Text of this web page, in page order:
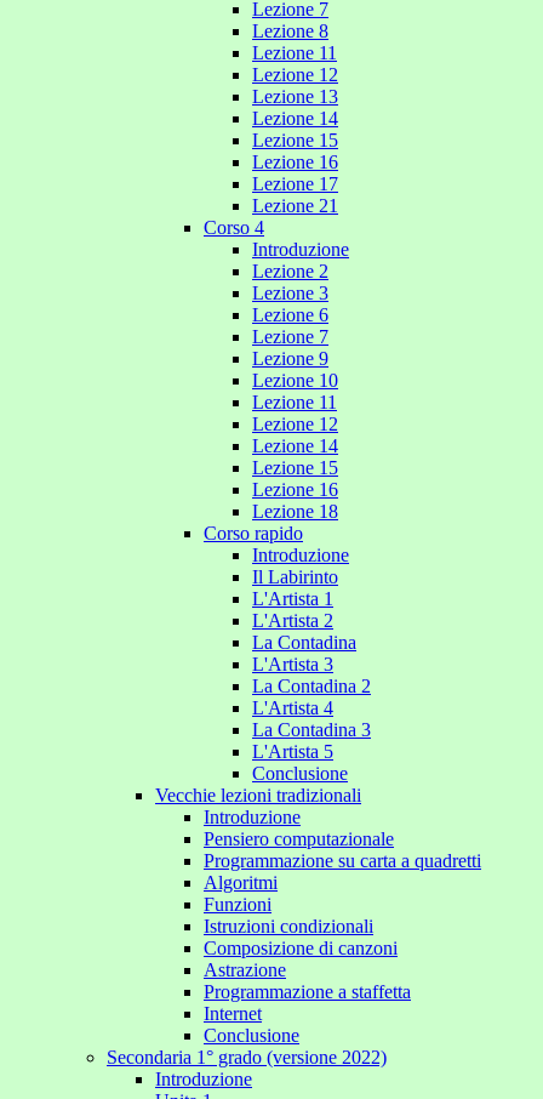
Lezione 7
Lezione 8
Lezione 11
Lezione 12
Lezione 13
Lezione 14
Lezione 15
Lezione 16
Lezione 17
Lezione 21
Corso 4
Introduzione
Lezione 2
Lezione 3
Lezione 6
Lezione 7
Lezione 9
Lezione 10
Lezione 11
Lezione 12
Lezione 14
Lezione 15
Lezione 16
Lezione 18
Corso rapido
Introduzione
Il Labirinto
L'Artista 1
L'Artista 2
La Contadina
L'Artista 3
La Contadina 2
L'Artista 4
La Contadina 3
L'Artista 5
Conclusione
Vecchie lezioni tradizionali
Introduzione
Pensiero computazionale
Programmazione su carta a quadretti
Algoritmi
Funzioni
Istruzioni condizionali
Composizione di canzoni
Astrazione
Programmazione a staffetta
Internet
Conclusione
Secondaria 1° grado (versione 2022)
Introduzione